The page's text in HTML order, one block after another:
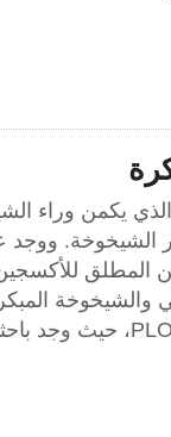
يكمن وراء
الشيخوخة. ووجد
المطلق
والشيخوخة